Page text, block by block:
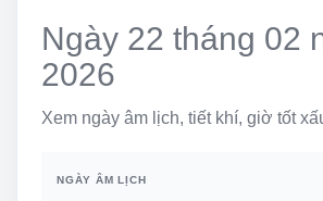
Ngày 22 tháng 02
2026
Xem ngày âm lịch, tiết khí, giờ tốt
NGÀY ÂM LỊCH